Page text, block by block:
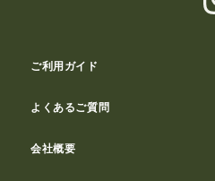
ご利用ガイド
よくあるご質問
会社概要